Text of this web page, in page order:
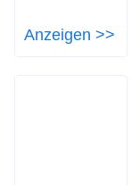
Anzeigen >>